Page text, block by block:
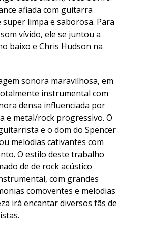
afiada com guitarra
super limpa e saborosa. Para
vívido, ele se juntou a
baixo e Chris Hudson na
sonora maravilhosa, em
instrumental com
densa influenciada por
e metal/rock progressivo. O
e o dom do Spencer
melodias cativantes com
O estilo deste trabalho
de de rock acústico
com grandes
comoventes e melodias
irá encantar diversos fãs de